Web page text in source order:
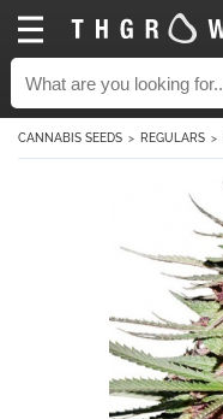
CANNABIS SEEDS REGULARS